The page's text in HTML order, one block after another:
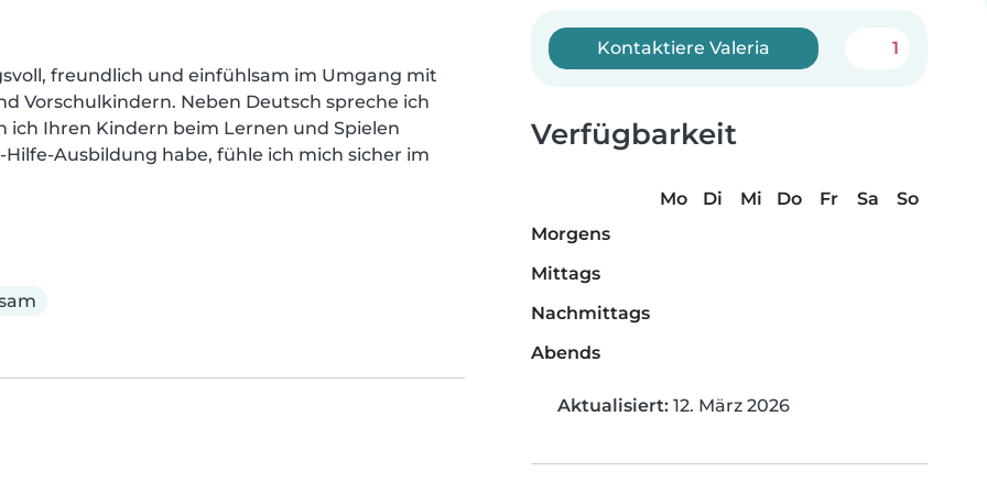
freundlich und einfühlsam im Umgang mit
Vorschulkindern. Neben Deutsch spreche ich
ich Ihren Kindern beim Lernen und Spielen
Ausbildung habe, fühle ich mich sicher im
Kontaktiere Valeria 1
Verfügbarkeit
Mo Di Mi Do Fr Sa
So
Morgens
Mittags
Nachmittags
Abends
Aktualisiert: 12. März 2026